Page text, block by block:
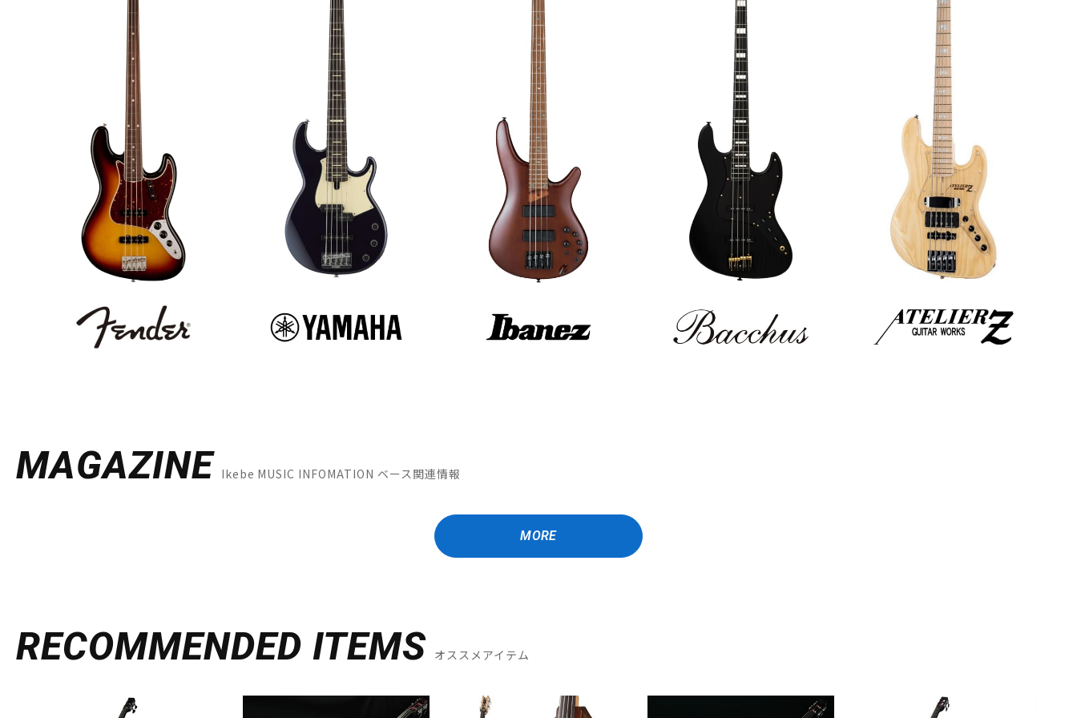
MAGAZINE Ikebe MUSIC INFOMATION ベース関連情報
MORE
RECOMMENDED ITEMS オススメアイテム